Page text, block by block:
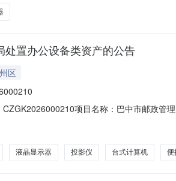
处置办公设备类资产的公告
区
CZGK2026000210项目名称：巴中市邮政管
机构联系方式：010-83940766处置服务机构
液晶显示器 投影仪 台式计算机 便